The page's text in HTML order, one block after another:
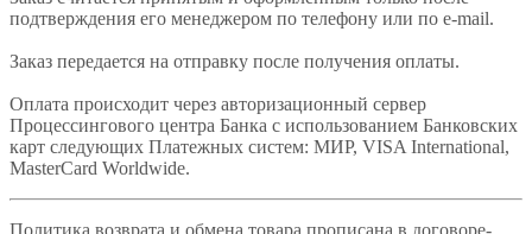
подтверждения его менеджером по телефону или по e-mail.
Заказ передается на отправку после получения оплаты.
Оплата происходит через авторизационный сервер
Процессингового центра Банка с использованием Банковских
карт следующих Платежных систем: МИР, VISA International,
MasterCard Worldwide.
Политика возврата и обмена товара прописана в договоре-